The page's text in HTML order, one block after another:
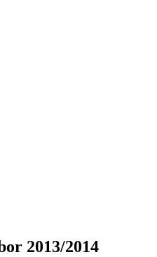
2013/2014